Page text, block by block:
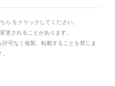
ら をクリックしてください。
更されることがあります。
可なく複製、転載することを禁じま